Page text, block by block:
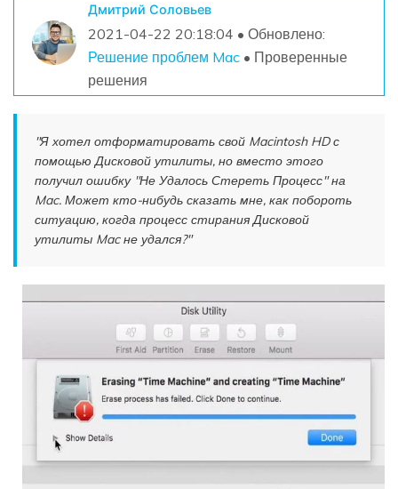
Дмитрий Соловьев
2021-04-22 20:18:04 • Обновлено:
Решение проблем Mac• Проверенные
решения
"Я хотел отформатировать свой Macintosh HD с
помощью Дисковой утилиты, но вместо этого
получил ошибку "Не Удалось Стереть Процесс" на
Mac. Может кто-нибудь сказать мне, как побороть
ситуацию, когда процесс стирания Дисковой
утилиты Mac не удался?"